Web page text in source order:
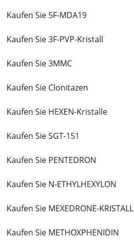
Kaufen Sie 5F-MDA19
Kaufen Sie 3F-PVP-Kristall
Kaufen Sie 3MMC
Kaufen Sie Clonitazen
Kaufen Sie HEXEN-Kristalle
Kaufen Sie SGT-151
Kaufen Sie PENTEDRON
Kaufen Sie N-ETHYLHEXYLON
Kaufen Sie MEXEDRONE-KRISTALL
Kaufen Sie METHOXPHENIDIN